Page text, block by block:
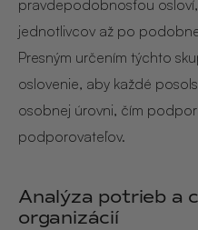
pravdepodobnosťou
jednotlivcov až po
Presným určením týchto
oslovenie, aby každé
osobnej úrovni, čím
podporovateľov.
Analýza potrieb a
organizácií